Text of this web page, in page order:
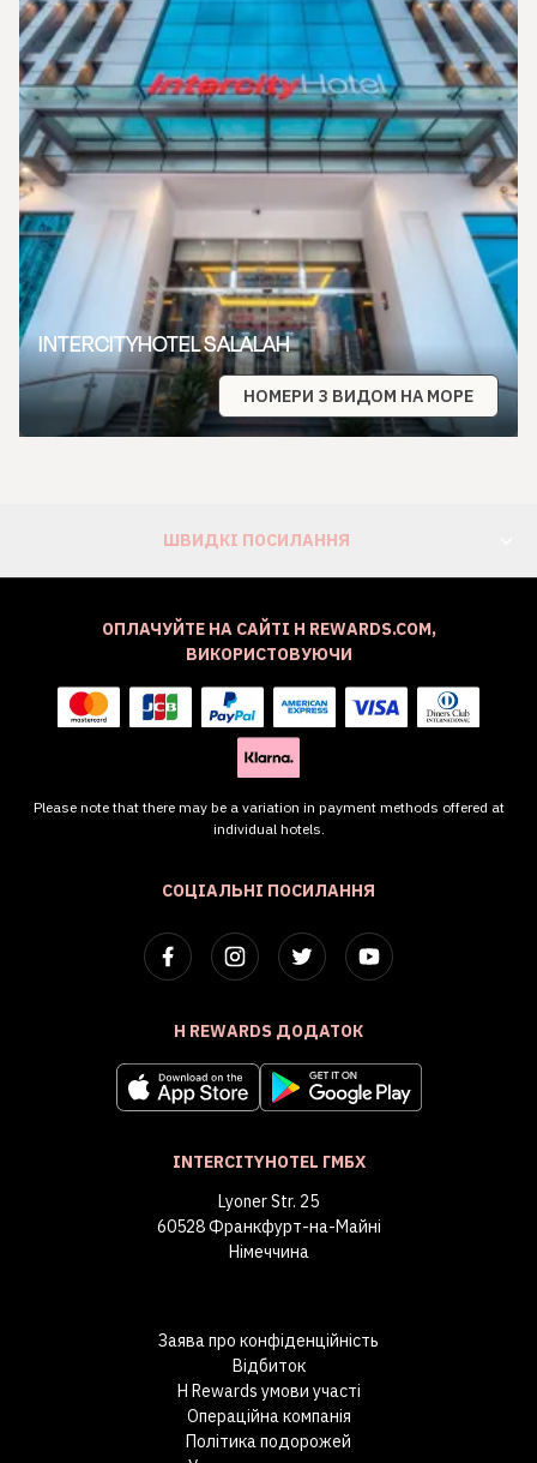
INTERCITYHOTEL SALALAH
НОМЕРИ З ВИДОМ НА МОРЕ
ШВИДКІ ПОСИЛАННЯ
СОЦІАЛЬНІ ПОСИЛАННЯ
H REWARDS ДОДАТОК
INTERCITYHOTEL ГМБХ
Lyoner Str. 25
60528 Франкфурт-на-Майні
Німеччина
ОПЛАЧУЙТЕ НА САЙТІ H REWARDS.COM,
ВИКОРИСТОВУЮЧИ
Please note that there may be a variation in payment methods offered at
individual hotels.
Заява про конфіденційність
Відбиток
H Rewards умови участі
Операційна компанія
Політика подорожей